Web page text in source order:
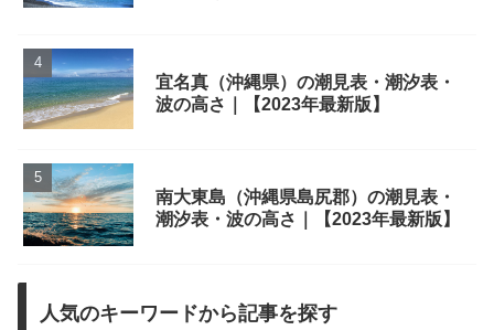
宜名真（沖縄県）の潮見表・潮汐表・
波の高さ｜【2023年最新版】
南大東島（沖縄県島尻郡）の潮見表・
潮汐表・波の高さ｜【2023年最新版】
人気のキーワードから記事を探す